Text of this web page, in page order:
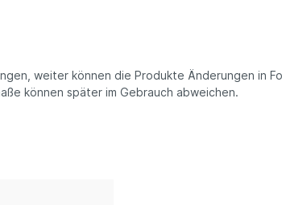
weiter können die Produkte Änderungen in
können später im Gebrauch abweichen.